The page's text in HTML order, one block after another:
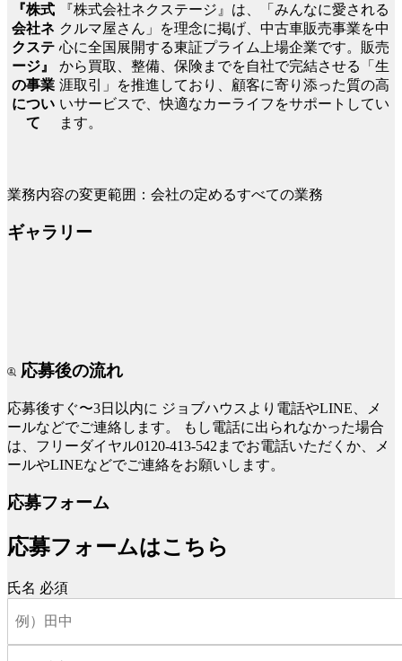
『株式
会社ネ
クステ
ージ』
の事業
につい
て
『株式会社ネクステージ』は、「みんなに愛される
クルマ屋さん」を理念に掲げ、中古車販売事業を中
心に全国展開する東証プライム上場企業です。販売
から買取、整備、保険までを自社で完結させる「生
涯取引」を推進しており、顧客に寄り添った質の高
いサービスで、快適なカーライフをサポートしてい
ます。
業務内容の変更範囲：会社の定めるすべての業務
ギャラリー
応募後の流れ
応募後すぐ〜3日以内に ジョブハウスより電話やLINE、メ
ールなどでご連絡します。
もし電話に出られなかった場合
は、フリーダイヤル0120-413-542までお電話いただくか、メ
ールやLINEなどでご連絡をお願いします。
応募フォーム
応募フォームはこちら
氏名 必須